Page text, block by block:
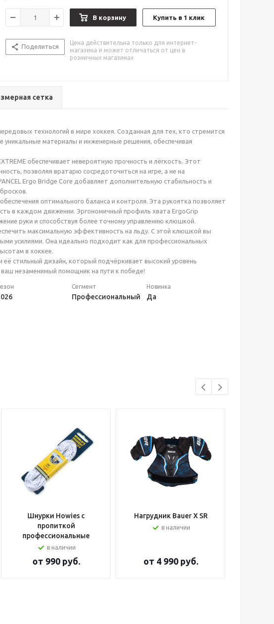
В корзину Купить в 1 клик
Поделиться
Цена действительна только для интернет-
магазина и может отличаться от цен в
розничных магазинах
сетка
технологий в мире хоккея. Созданная для тех, кто стремится
уникальные материалы и инженерные решения, обеспечивая
обеспечивает невероятную прочность и лёгкость. Этот
позволяя вратарю сосредоточиться на игре, а не на
Ergo Bridge Core добавляет дополнительную стабильность и
оптимального баланса и контроля. Эта рукоятка позволяет
в каждом движении. Эргономичный профиль хвата ErgoGrip
руки и способствуя более точному управлению клюшкой.
максимальную эффективность на льду. С этой клюшкой вы
усилиями. Она идеально подходит как для профессиональных
в хоккее.
её стильный дизайн, который подчёркивает высокий уровень
незаменимый помощник на пути к победе!
Сегмент
Профессиональный
Новинка
Да
Шнурки Howies с
пропиткой
профессиональные
в наличии
от 990 руб.
Нагрудник Bauer X SR
в наличии
от 4 990 руб.